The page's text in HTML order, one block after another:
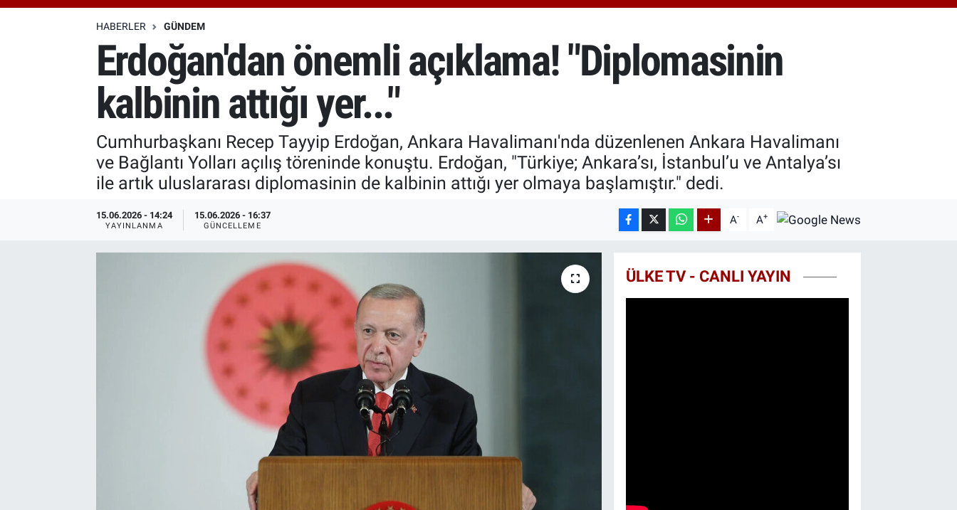
65.130,04
%1.2
HABERLER GÜNDEM
Erdoğan'dan önemli açıklama! "Diplomasinin
kalbinin attığı yer..."
Cumhurbaşkanı Recep Tayyip Erdoğan, Ankara Havalimanı'nda düzenlenen Ankara Havalimanı
ve Bağlantı Yolları açılış töreninde konuştu. Erdoğan, "Türkiye; Ankara’sı, İstanbul’u ve Antalya’sı
ile artık uluslararası diplomasinin de kalbinin attığı yer olmaya başlamıştır." dedi.
15.06.2026 - 14:24
YAYINLANMA
15.06.2026 - 16:37
GÜNCELLEME A- A+
ÜLKE TV - CANLI YAYIN
Özel Haberler
Özel Haberler
Erişim Bilgileri
Haber Arşivi